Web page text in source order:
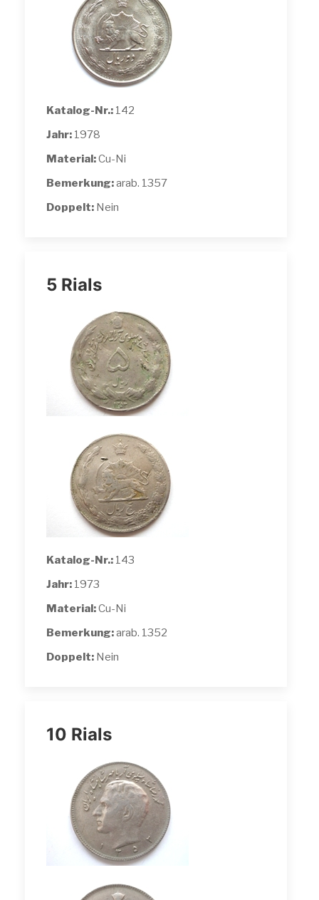
Katalog-Nr.: 142
Jahr: 1978
Material:Cu-Ni
Bemerkung:arab. 1357
Doppelt: Nein
5 Rials
Katalog-Nr.: 143
Jahr: 1973
Material:Cu-Ni
Bemerkung:arab. 1352
Doppelt: Nein
10 Rials